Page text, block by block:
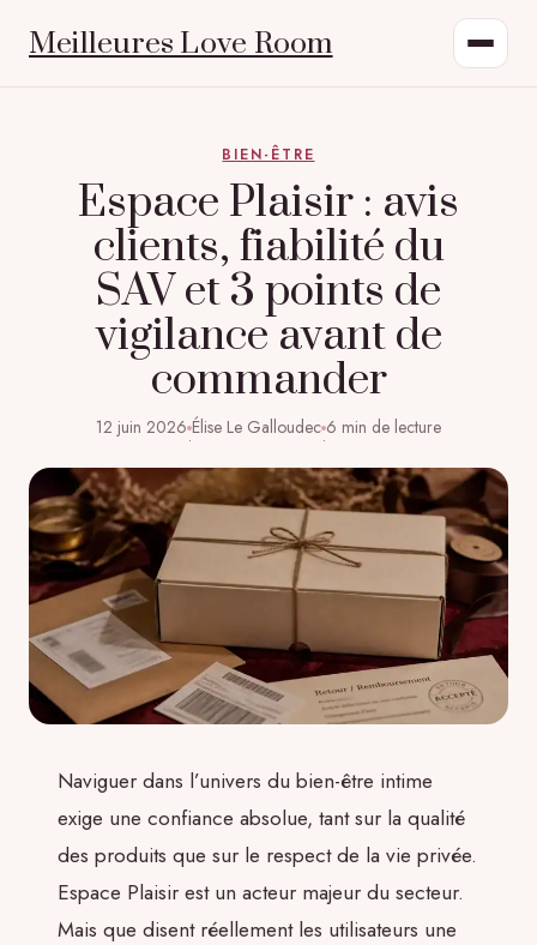
Meilleures Love Room
BIEN-ÊTRE
Espace Plaisir : avis
clients, fiabilité du
SAV et 3 points de
vigilance avant de
commander
12 juin 2026·Élise Le Galloudec·6 min de lecture
Naviguer dans l’univers du bien-être intime
exige une confiance absolue, tant sur la qualité
des produits que sur le respect de la vie privée.
Espace Plaisir est un acteur majeur du secteur.
Mais que disent réellement les utilisateurs une